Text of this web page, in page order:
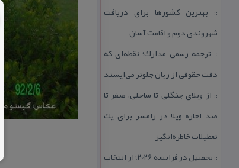
:: بهترین كشورها برای دریافت
شهروندی دوم و اقامت آسان
:: ترجمه رسمی مدارك؛ نقطه‌ای كه
دقت حقوقی از زبان جلوتر می‌ایستد
:: از ویلای جنگلی تا ساحلی، صفر تا
صد اجاره ویلا در رامسر برای یك
تعطیلات خاطره‌انگیز
::
تحصیل در فرانسه 2026؛ از انتخاب